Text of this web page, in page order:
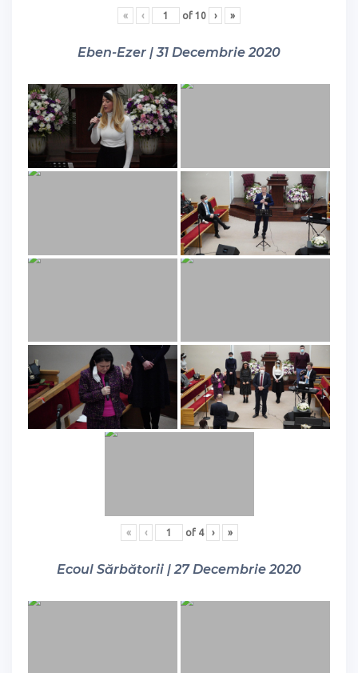
« ‹ of 10 › »
Eben-Ezer | 31 Decembrie 2020
« ‹ of 4 › »
Ecoul Sărbătorii | 27 Decembrie 2020